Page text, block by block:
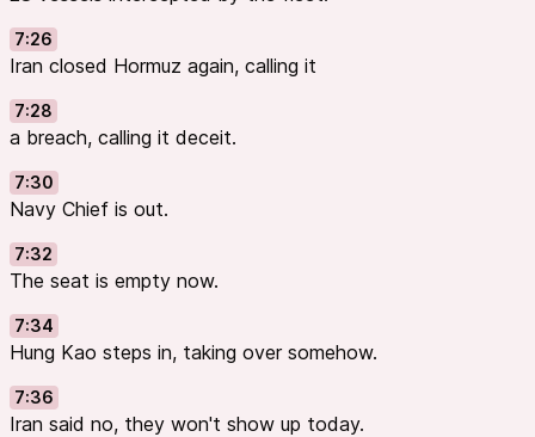
7:26
Iran closed Hormuz again, calling it
7:28
a breach, calling it deceit.
7:30
Navy Chief is out.
7:32
The seat is empty now.
7:34
Hung Kao steps in, taking over somehow.
7:36
Iran said no, they won't show up today.